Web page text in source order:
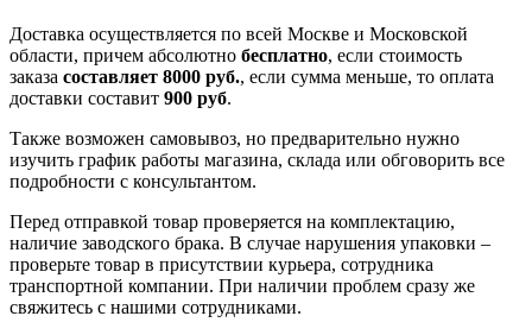
Доставка осуществляется по всей Москве и Московской
области, причем абсолютно бесплатно, если стоимость
заказа составляет 8000 руб., если сумма меньше, то оплата
доставки составит 900 руб.
Также возможен самовывоз, но предварительно нужно
изучить график работы магазина, склада или обговорить все
подробности с консультантом.
Перед отправкой товар проверяется на комплектацию,
наличие заводского брака. В случае нарушения упаковки –
проверьте товар в присутствии курьера, сотрудника
транспортной компании. При наличии проблем сразу же
свяжитесь с нашими сотрудниками.